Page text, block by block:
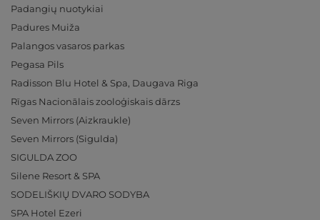
Padangių nuotykiai
Padures Muiža
Palangos vasaros parkas
Pegasa Pils
Radisson Blu Hotel & Spa, Daugava Riga
Rīgas Nacionālais zooloģiskais dārzs
Seven Mirrors (Aizkraukle)
Seven Mirrors (Sigulda)
SIGULDA ZOO
Silene Resort & SPA
SODELIŠKIŲ DVARO SODYBA
SPA Hotel Ezeri